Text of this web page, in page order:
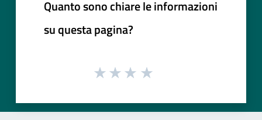
Quanto sono chiare le informazioni
su questa pagina?